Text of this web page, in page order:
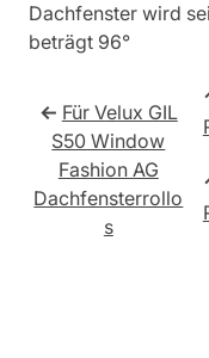
Dachfenster wird
beträgt 96°
← Für Velux GIL
S50 Window
Fashion AG
Dachfensterrollo
s